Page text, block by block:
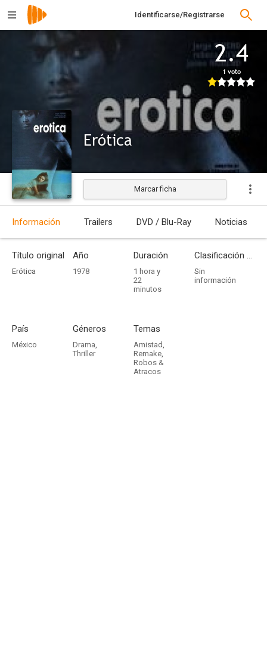
Identificarse/Registrarse
2.4
1 voto
Erótica
Marcar ficha
Información Trailers DVD / Blu-Ray Noticias
Título original
Erótica
Año
1978
Duración
1 hora y
22
minutos
Clasificación por edades
Sin
información
País
México
Géneros
Drama,
Thriller
Temas
Amistad,
Remake,
Robos &
Atracos